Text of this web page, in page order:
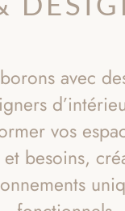
avec
vos
besoins,